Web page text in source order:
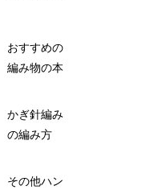
おすすめの
編み物の本
かぎ針編み
の編み方
その他ハン